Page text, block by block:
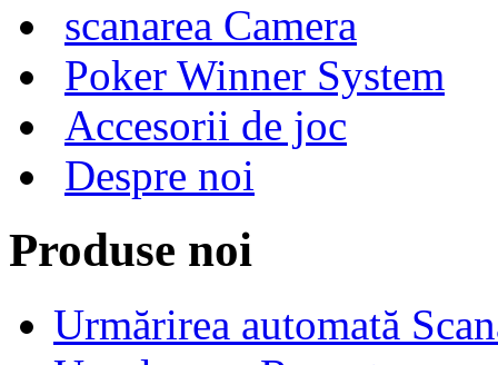
scanarea Camera
Poker Winner System
Accesorii de joc
Despre noi
Produse noi
Urmărirea automată